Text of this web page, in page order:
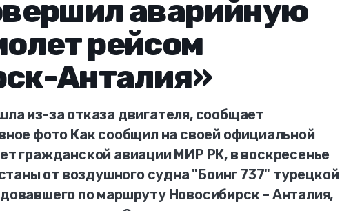
аварийную
рейсом
Анталия»
из-за отказа двигателя, сообщает
фото Как сообщил на своей официальной
гражданской авиации МИР РК, в воскресенье
от воздушного судна "Боинг 737" турецкой
по маршруту Новосибирск – Анталия,